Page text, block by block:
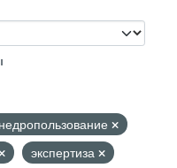
недропользование
экспертиза